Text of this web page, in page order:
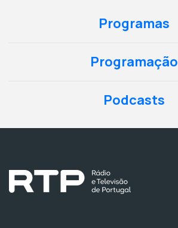
Programas
Programação
Podcasts